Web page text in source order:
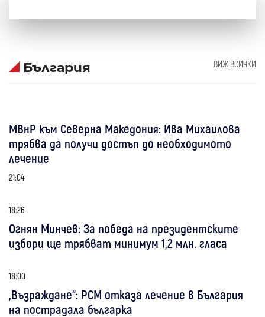
България ВИЖ ВСИЧКИ
МВнР към Северна Македония: Ива Михаилова
трябва да получи достъп до необходимото
лечение
21:04
18:26
Огнян Минчев: За победа на президентските
избори ще трябват минимум 1,2 млн. гласа
18:00
„Възраждане“: РСМ отказа лечение в България
на пострадала българка